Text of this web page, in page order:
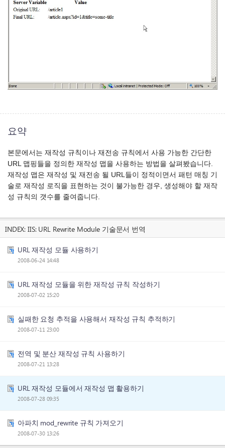
요약
본문에서는 재작성 규칙이나 재전송 규칙에서 사용 가능한 간단한
URL 맵핑들을 정의한 재작성 맵을 사용하는 방법을 살펴봤습니다.
재작성 맵은 재작성 및 재전송 될 URL들이 정적이면서 패턴 매칭 기
술로 재작성 로직을 표현하는 것이 불가능한 경우, 생성해야 할 재작
성 규칙의 갯수를 줄여줍니다.
INDEX:IIS: URL Rewrite Module 기술문서 번역
URL 재작성 모듈 사용하기
2008-06-24 14:48
URL 재작성 모듈을 위한 재작성 규칙 작성하기
2008-07-02 15:20
실패한 요청 추적을 사용해서 재작성 규칙 추적하기
2008-07-11 23:00
전역 및 분산 재작성 규칙 사용하기
2008-07-21 13:28
URL 재작성 모듈에서 재작성 맵 활용하기
2008-07-28 09:35
아파치 mod_rewrite 규칙 가져오기
2008-07-30 13:26